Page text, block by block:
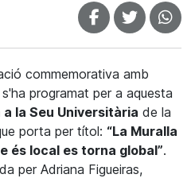
commemorativa amb
s'ha programat per a aquesta
la Seu Universitària de la
porta per títol: “La Muralla
és local es torna global”.
per Adriana Figueiras,